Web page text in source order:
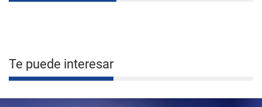
Te puede interesar